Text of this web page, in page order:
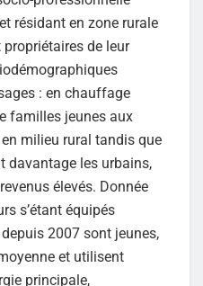
résidant en zone rurale
de leur
: en chauffage
familles jeunes aux
milieu rural tandis que
davantage les urbains,
élevés. Donnée
s’étant équipés
2007 sont jeunes,
et utilisent
principale,